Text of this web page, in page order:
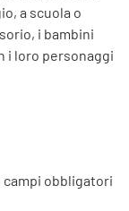
a scuola o
i bambini
i loro personaggi
campi obbligatori